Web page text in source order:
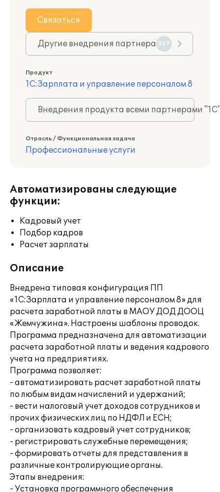
Связаться
Другие внедрения партнера 527
Продукт
1С:Зарплата и управление персоналом 8
Внедрения продукта всеми партнерами
Отрасль / Функциональная задача
Профессиональные услуги
Автоматизированы следующие
функции:
Кадровый учет
Подбор кадров
Расчет зарплаты
Описание
Внедрена типовая конфигурация ПП
«1С:Зарплата и управление персоналом 8» для
расчета заработной платы в МАОУ ДОД ДООЦ
«Жемчужина». Настроены шаблоны проводок.
Программа предназначена для автоматизации
расчета заработной платы и ведения кадрового
учета на предприятиях.
Программа позволяет:
- автоматизировать расчет заработной платы
по любым видам начислений и удержаний;
- вести налоговый учет доходов сотрудников и
прочих физических лиц по НДФЛ и ЕСН;
- организовать кадровый учет сотрудников;
- регистрировать служебные перемещения;
- формировать отчеты для представления в
различные контролирующие органы.
Этапы внедрения:
- Установка программного обеспечения